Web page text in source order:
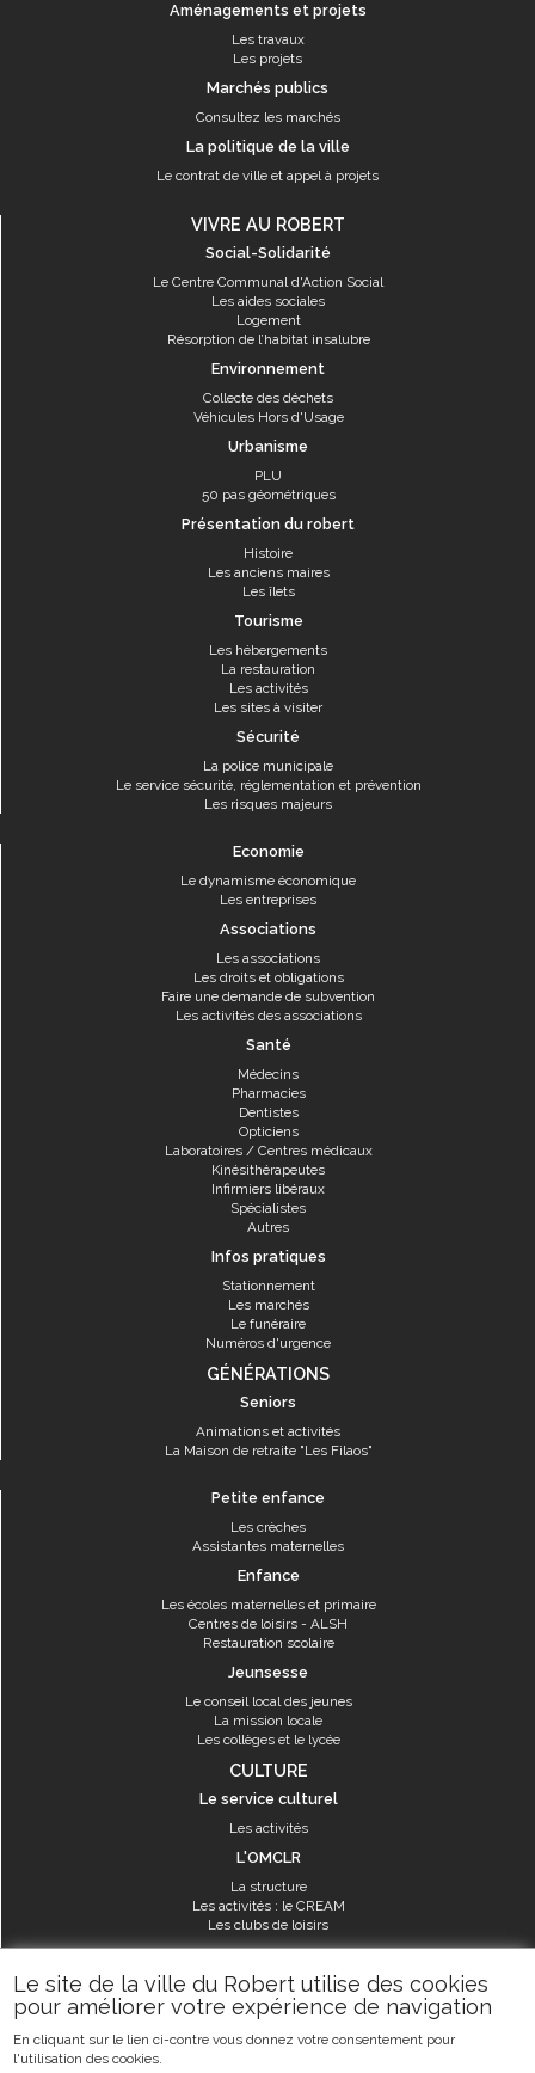
Le site de la ville du Robert utilise des cookies
pour améliorer votre expérience de navigation
En cliquant sur le lien ci-contre vous donnez votre consentement pour
l'utilisation des cookies.
Aménagements et projets
Les travaux
Les projets
Marchés publics
Consultez les marchés
La politique de la ville
Le contrat de ville et appel à projets
VIVRE AU ROBERT
Social-Solidarité
Le Centre Communal d'Action Social
Les aides sociales
Logement
Résorption de l’habitat insalubre
Environnement
Collecte des déchets
Véhicules Hors d'Usage
Urbanisme
PLU
50 pas géométriques
Présentation du robert
Histoire
Les anciens maires
Les îlets
Tourisme
Les hébergements
La restauration
Les activités
Les sites à visiter
Sécurité
La police municipale
Le service sécurité, réglementation et prévention
Les risques majeurs
Economie
Le dynamisme économique
Les entreprises
Associations
Les associations
Les droits et obligations
Faire une demande de subvention
Les activités des associations
Santé
Médecins
Pharmacies
Dentistes
Opticiens
Laboratoires / Centres médicaux
Kinésithérapeutes
Infirmiers libéraux
Spécialistes
Autres
Infos pratiques
Stationnement
Les marchés
Le funéraire
Numéros d'urgence
GÉNÉRATIONS
Seniors
Animations et activités
La Maison de retraite "Les Filaos"
Petite enfance
Les crèches
Assistantes maternelles
Enfance
Les écoles maternelles et primaire
Centres de loisirs - ALSH
Restauration scolaire
Jeunsesse
Le conseil local des jeunes
La mission locale
Les collèges et le lycée
CULTURE
Le service culturel
Les activités
L'OMCLR
La structure
Les activités : le CREAM
Les clubs de loisirs
SPORT
Les équipements sportifs
Les aménagements municipaux
Les activités